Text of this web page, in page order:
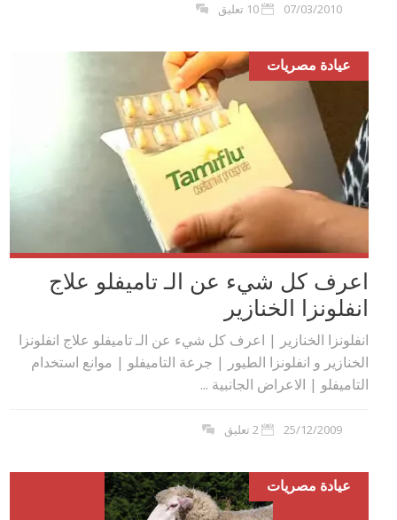
07/03/2010 10 تعليق
عيادة مصريات
اعرف كل شيء عن الـ تاميفلو علاج
انفلونزا الخنازير
انفلونزا الخنازير | اعرف كل شيء عن الـ تاميفلو علاج انفلونزا
الخنازير و انفلونزا الطيور | جرعة التاميفلو | موانع استخدام
التاميفلو | الاعراض الجانبية ...
25/12/2009 2 تعليق
عيادة مصريات